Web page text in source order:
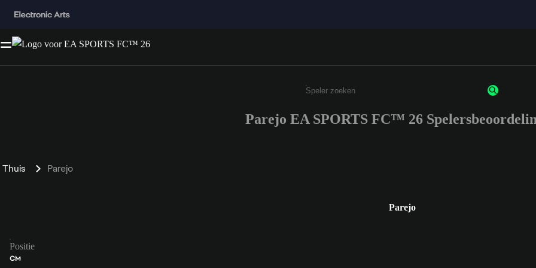
Enter a minimum of 3 characters or numbers
Parejo EA SPORTS FC™ 26
Thuis Parejo
Parejo
Positie
CM